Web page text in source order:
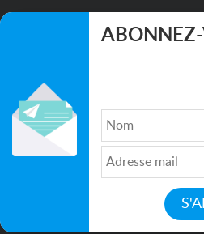
TRANSPORTS
Qui sommes nous ?| Médias
Politique de
Mentions légales